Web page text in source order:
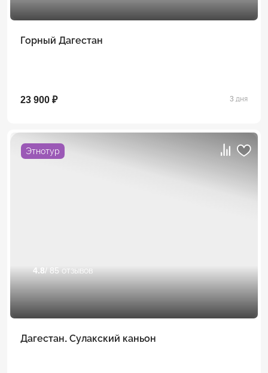
Горный Дагестан
23 900 ₽ 3 дня
Этнотур
4.8/ 85 отзывов
Дагестан. Сулакский каньон